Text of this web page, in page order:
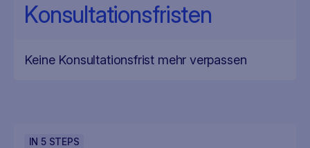
Konsultationsfristen
Keine Konsultationsfrist mehr verpassen
IN 5STEPS